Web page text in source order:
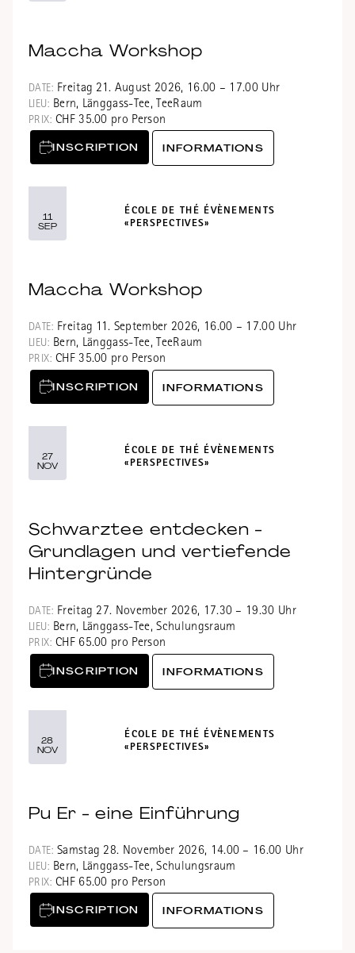
Maccha Workshop
DATE: Freitag 21. August 2026, 16.00 – 17.00 Uhr
LIEU: Bern, Länggass-Tee, TeeRaum
PRIX: CHF 35.00 pro Person
INSCRIPTION INFORMATIONS
11
SEP
ÉCOLE DE THÉ ÉVÈNEMENTS
«PERSPECTIVES»
Maccha Workshop
DATE: Freitag 11. September 2026, 16.00 – 17.00 Uhr
LIEU: Bern, Länggass-Tee, TeeRaum
PRIX: CHF 35.00 pro Person
INSCRIPTION INFORMATIONS
27
NOV
ÉCOLE DE THÉ ÉVÈNEMENTS
«PERSPECTIVES»
Schwarztee entdecken -
Grundlagen und vertiefende
Hintergründe
DATE: Freitag 27. November 2026, 17.30 – 19.30 Uhr
LIEU: Bern, Länggass-Tee, Schulungsraum
PRIX: CHF 65.00 pro Person
INSCRIPTION INFORMATIONS
28
NOV
ÉCOLE DE THÉ ÉVÈNEMENTS
«PERSPECTIVES»
Pu Er - eine Einführung
DATE: Samstag 28. November 2026, 14.00 – 16.00 Uhr
LIEU: Bern, Länggass-Tee, Schulungsraum
PRIX: CHF 65.00 pro Person
INSCRIPTION INFORMATIONS